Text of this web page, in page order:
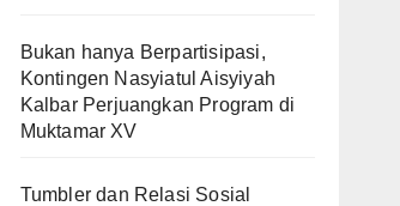
Bukan hanya Berpartisipasi,
Kontingen Nasyiatul Aisyiyah
Kalbar Perjuangkan Program di
Muktamar XV
Tumbler dan Relasi Sosial